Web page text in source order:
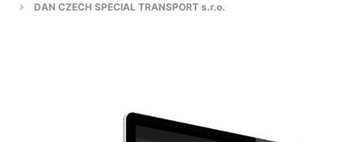
DAN CZECH SPECIAL TRANSPORT s.r.o.